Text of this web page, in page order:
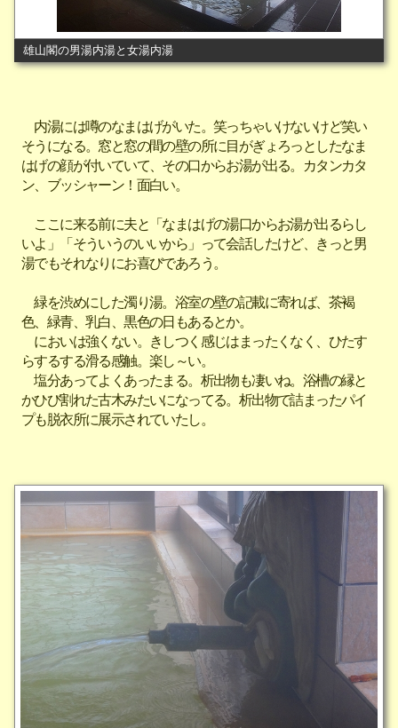
雄山閣の男湯内湯と女湯内湯
内湯には噂のなまはげがいた。笑っちゃいけないけど笑い
そうになる。窓と窓の間の壁の所に目がぎょろっとしたなま
はげの顔が付いていて、その口からお湯が出る。カタンカタ
ン、ブッシャーン！面白い。
ここに来る前に夫と「なまはげの湯口からお湯が出るらし
いよ」「そういうのいいから」って会話したけど、きっと男
湯でもそれなりにお喜びであろう。
緑を渋めにした濁り湯。浴室の壁の記載に寄れば、茶褐
色、緑青、乳白、黒色の日もあるとか。
においは強くない。きしつく感じはまったくなく、ひたす
らするする滑る感触。楽し～い。
塩分あってよくあったまる。析出物も凄いね。浴槽の縁と
かひび割れた古木みたいになってる。析出物で詰まったパイ
プも脱衣所に展示されていたし。